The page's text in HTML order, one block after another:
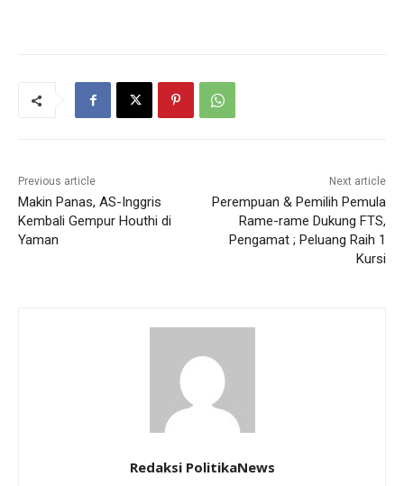
Previous article
Makin Panas, AS-Inggris
Kembali Gempur Houthi di
Yaman
Next article
Perempuan & Pemilih Pemula
Rame-rame Dukung FTS,
Pengamat ; Peluang Raih 1
Kursi
Redaksi PolitikaNews